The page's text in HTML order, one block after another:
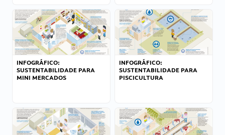
INFOGRÁFICO:
SUSTENTABILIDADE PARA
MINI MERCADOS
INFOGRÁFICO:
SUSTENTABILIDADE PARA
PISCICULTURA